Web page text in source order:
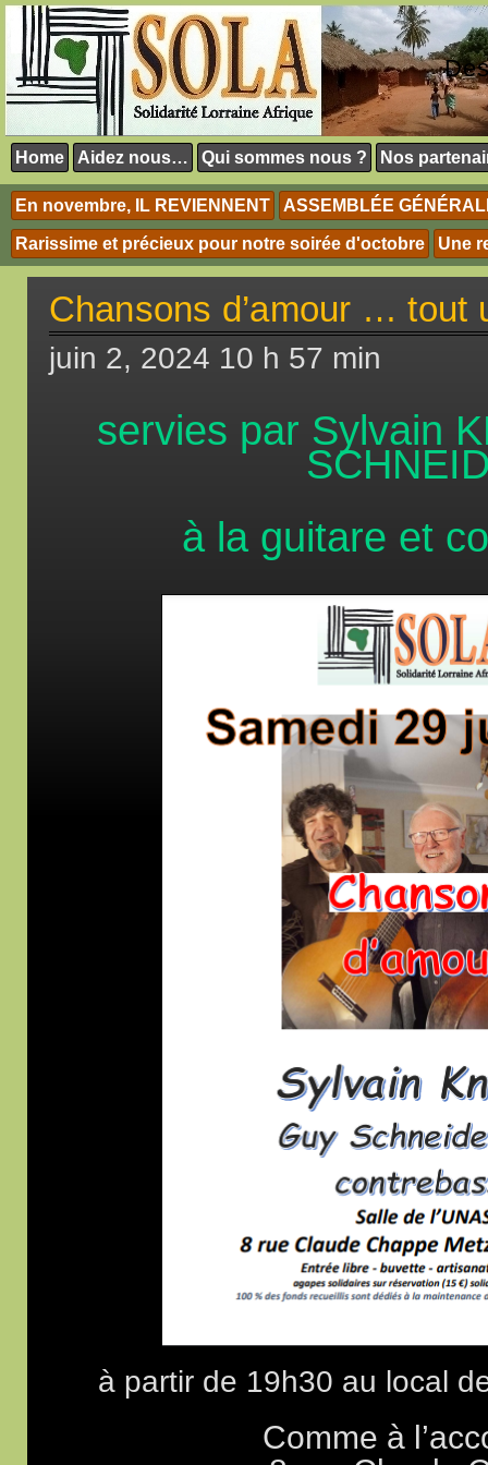
Home Aidez nous… Qui sommes nous ? Nos
En novembre, IL REVIENNENT ASSEMBLÉE
Rarissime et précieux pour notre soirée d'octobre Une
Chansons d’amour … tout
juin 2, 2024 10 h 57 min
servies par Sylvain
à la guitare et
à partir de 19h30 au local
Comme à